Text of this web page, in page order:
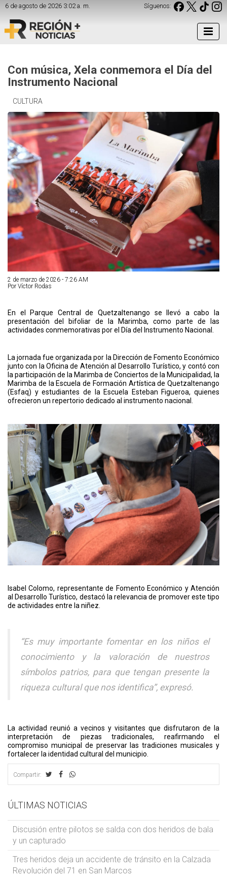
6 de agosto de 2026 3:02 a. m. Síguenos:
Con música, Xela conmemora el Día del
Instrumento Nacional
CULTURA
2 de marzo de 2026 - 7:26 AM
Por Víctor Rodas
En el Parque Central de Quetzaltenango se llevó a cabo la
presentación del bifoliar de la Marimba, como parte de las
actividades conmemorativas por el Día del Instrumento Nacional.
La jornada fue organizada por la Dirección de Fomento Económico
junto con la Oficina de Atención al Desarrollo Turístico, y contó con
la participación de la Marimba de Conciertos de la Municipalidad, la
Marimba de la Escuela de Formación Artística de Quetzaltenango
(Esfaq) y estudiantes de la Escuela Esteban Figueroa, quienes
ofrecieron un repertorio dedicado al instrumento nacional.
Isabel Colomo, representante de Fomento Económico y Atención
al Desarrollo Turístico, destacó la relevancia de promover este tipo
de actividades entre la niñez.
“Es muy importante fomentar en los niños el
conocimiento y la valoración de nuestros
símbolos patrios, para que tengan presente la
riqueza cultural que nos identifica”, expresó.
La actividad reunió a vecinos y visitantes que disfrutaron de la
interpretación de piezas tradicionales, reafirmando el
compromiso municipal de preservar las tradiciones musicales y
fortalecer la identidad cultural del municipio.
Compartir:
ÚLTIMAS NOTICIAS
Discusión entre pilotos se salda con dos heridos de bala
y un capturado
Tres heridos deja un accidente de tránsito en la Calzada
Revolución del 71 en San Marcos